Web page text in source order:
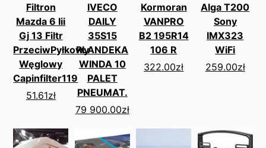
Filtron
Mazda 6 Iii
Gj 13 Filtr
PrzeciwPyłkowy
Węglowy
Capinfilter119
51.61zł
IVECO
DAILY
35S15
PLANDEKA
WINDA 10
PALET
PNEUMAT.
79 900.00zł
Kormoran
VANPRO
B2 195R14
106 R
322.00zł
Alga T200
Sony
IMX323
WiFi
259.00zł